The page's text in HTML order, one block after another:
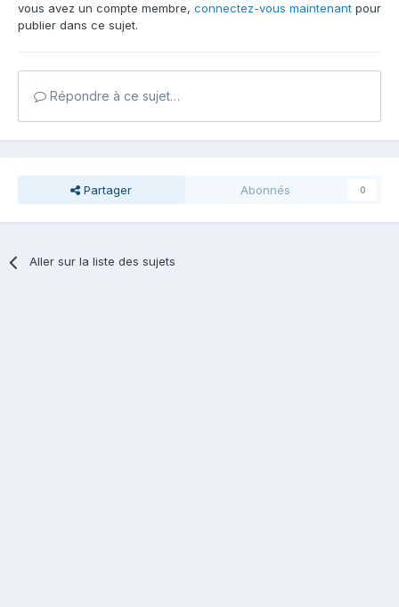
vous avez un compte membre, connectez-vous maintenant pour
publier dans ce sujet.
Répondre à ce sujet…
Partager Abonnés 0
Aller sur la liste des sujets